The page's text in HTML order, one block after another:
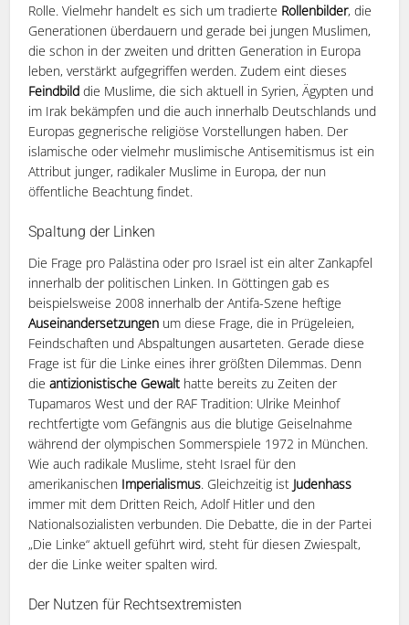
Rolle. Vielmehr handelt es sich um tradierte Rollenbilder, die
Generationen überdauern und gerade bei jungen Muslimen,
die schon in der zweiten und dritten Generation in Europa
leben, verstärkt aufgegriffen werden. Zudem eint dieses
Feindbilddie Muslime, die sich aktuell in Syrien, Ägypten und
im Irak bekämpfen und die auch innerhalb Deutschlands und
Europas gegnerische religiöse Vorstellungen haben. Der
islamische oder vielmehr muslimische Antisemitismus ist ein
Attribut junger, radikaler Muslime in Europa, der nun
öffentliche Beachtung findet.
Spaltung der Linken
Die Frage pro Palästina oder pro Israel ist ein alter Zankapfel
innerhalb der politischen Linken. In Göttingen gab es
beispielsweise 2008 innerhalb der Antifa-Szene heftige
Auseinandersetzungen um diese Frage, die in Prügeleien,
Feindschaften und Abspaltungen ausarteten. Gerade diese
Frage ist für die Linke eines ihrer größten Dilemmas. Denn
dieantizionistische Gewalt hatte bereits zu Zeiten der
Tupamaros West und der RAF Tradition: Ulrike Meinhof
rechtfertigte vom Gefängnis aus die blutige Geiselnahme
während der olympischen Sommerspiele 1972 in München.
Wie auch radikale Muslime, steht Israel für den
amerikanischen Imperialismus. Gleichzeitig ist Judenhass
immer mit dem Dritten Reich, Adolf Hitler und den
Nationalsozialisten verbunden. Die Debatte, die in der Partei
„Die Linke“ aktuell geführt wird, steht für diesen Zwiespalt,
der die Linke weiter spalten wird.
Der Nutzen für Rechtsextremisten